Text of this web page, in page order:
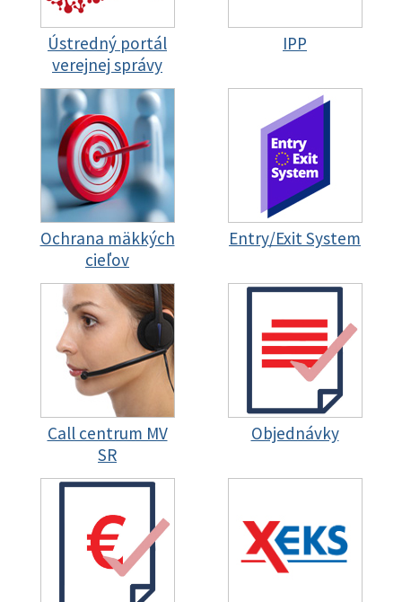
Ústredný portál
verejnej správy
IPP
Ochrana mäkkých
cieľov
Entry/Exit System
Call centrum MV
SR
Objednávky